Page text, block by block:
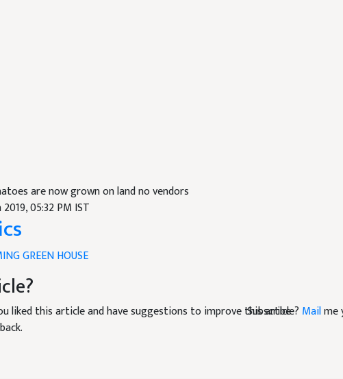
Subscribe
are now grown on land no vendors
05:32 PM IST
GREEN HOUSE
liked this article and have suggestions to improve this article? Mailme